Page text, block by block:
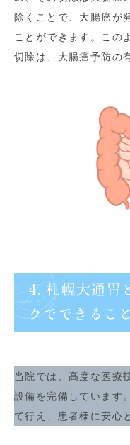
除くことで、大腸癌が
ことができます。この
切除は、大腸癌予防の
4. 札幌大通胃
クでできること
当院では、高度な医療
設備を完備しています
て行え、患者様に安心